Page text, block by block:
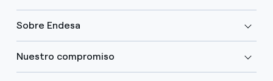
Sobre Endesa
Nuestro compromiso